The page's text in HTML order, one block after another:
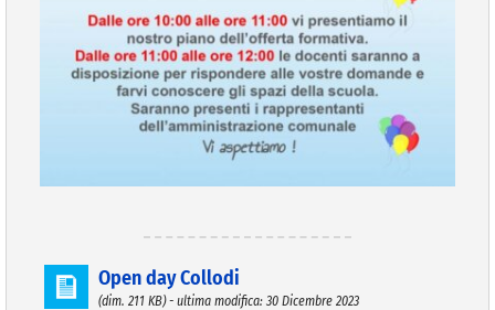
Open day Collodi
(dim. 211 KB) - ultima modifica: 30 Dicembre 2023